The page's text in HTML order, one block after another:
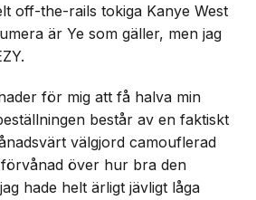
off-the-rails tokiga Kanye West
är Ye som gäller, men jag
för mig att få halva min
består av en faktiskt
välgjord camouflerad
över hur bra den
hade helt ärligt jävligt låga